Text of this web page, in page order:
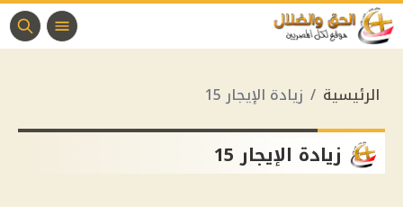
الرئيسية زيادة الإيجار 15
زيادة الإيجار 15